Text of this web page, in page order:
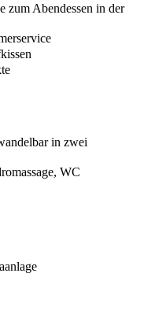
zum Abendessen in der
in zwei
WC